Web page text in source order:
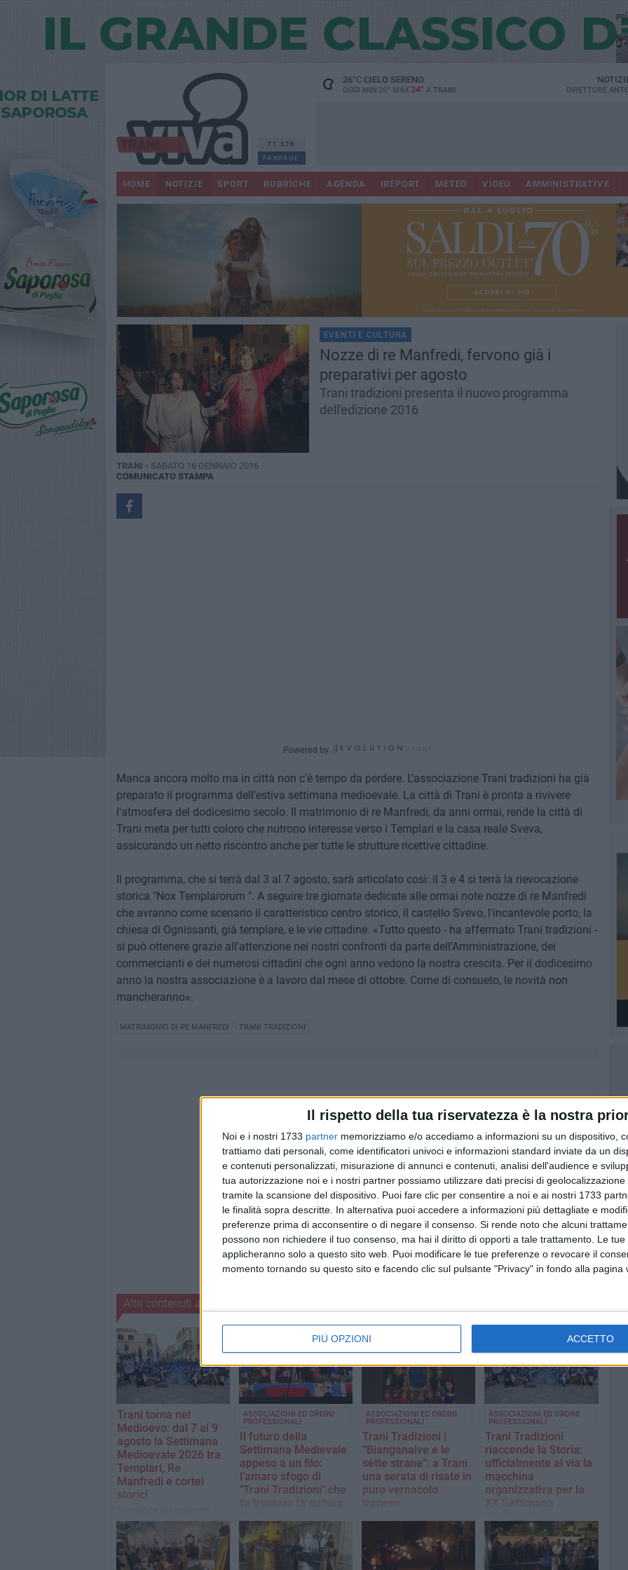
Il rispetto della tua riservatezza è la nostra
Noi e i nostri 1733 partner memorizziamo e/o accediamo a informazioni su un dispositivo,
trattiamo dati personali, come identificatori univoci e informazioni standard inviate da un
e contenuti personalizzati, misurazione di annunci e contenuti, analisi dell'audience e
tua autorizzazione noi e i nostri partner possiamo utilizzare dati precisi di
tramite la scansione del dispositivo. Puoi fare clic per consentire a noi e ai nostri 1733
le finalità sopra descritte. In alternativa puoi accedere a informazioni più dettagliate e
preferenze prima di acconsentire o di negare il consenso. Si rende noto che alcuni
possono non richiedere il tuo consenso, ma hai il diritto di opporti a tale trattamento. Le
applicheranno solo a questo sito web. Puoi modificare le tue preferenze o revocare il
momento tornando su questo sito e facendo clic sul pulsante "Privacy" in fondo alla pagina
PIÙ OPZIONI ACCETTO
71.576
FANPAGE
26°CCIELO SERENO
OGGI MIN 26° MAX 34° A TRANI DIRETTORE
HOME NOTIZIE SPORT RUBRICHE AGENDA IREPORT METEO VIDEO AMMINISTRATIVE
EVENTI E CULTURA
Nozze di re Manfredi, fervono già i
preparativi per agosto
Trani tradizioni presenta il nuovo programma
dell'edizione 2016
TRANI - SABATO 16 GENNAIO 2016
COMUNICATO STAMPA
Powered by
Manca ancora molto ma in città non c'è tempo da perdere. L'associazione Trani tradizioni ha già
preparato il programma dell'estiva settimana medioevale. La città di Trani è pronta a rivivere
l'atmosfera del dodicesimo secolo. Il matrimonio di re Manfredi, da anni ormai, rende la città di
Trani meta per tutti coloro che nutrono interesse verso i Templari e la casa reale Sveva,
assicurando un netto riscontro anche per tutte le strutture ricettive cittadine.
Il programma, che si terrà dal 3 al 7 agosto, sarà articolato così: il 3 e 4 si terrà la rievocazione
storica "Nox Templarorum ". A seguire tre giornate dedicate alle ormai note nozze di re Manfredi
che avranno come scenario il caratteristico centro storico, il castello Svevo, l'incantevole porto, la
chiesa di Ognissanti, già templare, e le vie cittadine. «Tutto questo - ha affermato Trani tradizioni -
si può ottenere grazie all'attenzione nei nostri confronti da parte dell'Amministrazione, dei
commercianti e dei numerosi cittadini che ogni anno vedono la nostra crescita. Per il dodicesimo
anno la nostra associazione è a lavoro dal mese di ottobre. Come di consueto, le novità non
mancheranno».
MATRIMONIO DI RE MANFREDI TRANI TRADIZIONI
Altri contenuti a tema
Trani torna nel
Medioevo: dal 7 al 9
agosto la Settimana
Medioevale 2026 tra
Templari, Re
Manfredi e cortei
storici
centro storico con
spettacoli, rievocazioni,
musica e figuranti. Il gran
finale sarà dedicato alle
ASSOCIAZIONI ED ORDINI
PROFESSIONALI
Il futuro della
Settimana Medievale
appeso a un filo:
l’amaro sfogo di
"Trani Tradizioni" che
fa tremare la cultura
Da un post social il grido
d’allarme della associazione
ASSOCIAZIONI ED ORDINI
PROFESSIONALI
Trani Tradizioni |
“Bianganaive e le
sétte strane”: a Trani
una serata di risate in
puro vernacolo
tranese
Santuario Parrocchia
Madonna di Fatima
ASSOCIAZIONI ED ORDINI
PROFESSIONALI
Trani Tradizioni
riaccende la Storia:
ufficialmente al via la
macchina
organizzativa per la
XX Settimana
Dal 7 al 9 agosto 2026 la
città celebra il ventennale
tra grandi novità e il respiro